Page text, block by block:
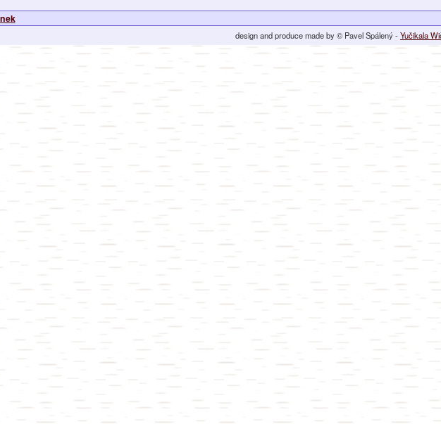
design and produce made by © Pavel Spálený -Yučikala